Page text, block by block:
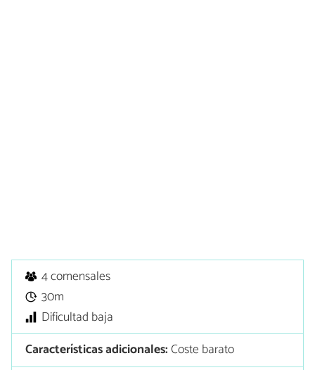
4 comensales
30m
Dificultad baja
Características adicionales:Coste barato